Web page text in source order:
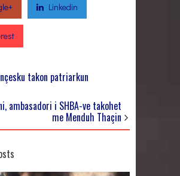
Linkedin
takon patriarkun
ambasadori i SHBA-ve takohet
me Menduh Thaçin